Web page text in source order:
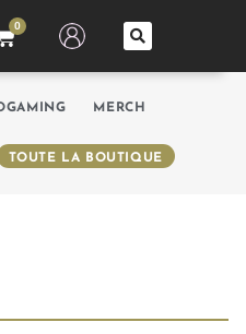
0
MERCH
TOUTE LA BOUTIQUE